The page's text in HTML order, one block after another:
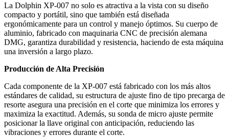
La Dolphin XP-007 no solo es atractiva a la vista con su diseño
compacto y portátil, sino que también está diseñada
ergonómicamente para un control y manejo óptimos. Su cuerpo de
aluminio, fabricado con maquinaria CNC de precisión alemana
DMG, garantiza durabilidad y resistencia, haciendo de esta máquina
una inversión a largo plazo.
Producción de Alta Precisión
Cada componente de la XP-007 está fabricado con los más altos
estándares de calidad, su estructura de ajuste fino de tipo precarga de
resorte asegura una precisión en el corte que minimiza los errores y
maximiza la exactitud. Además, su sonda de micro ajuste permite
posicionar la llave original con anticipación, reduciendo las
vibraciones y errores durante el corte.